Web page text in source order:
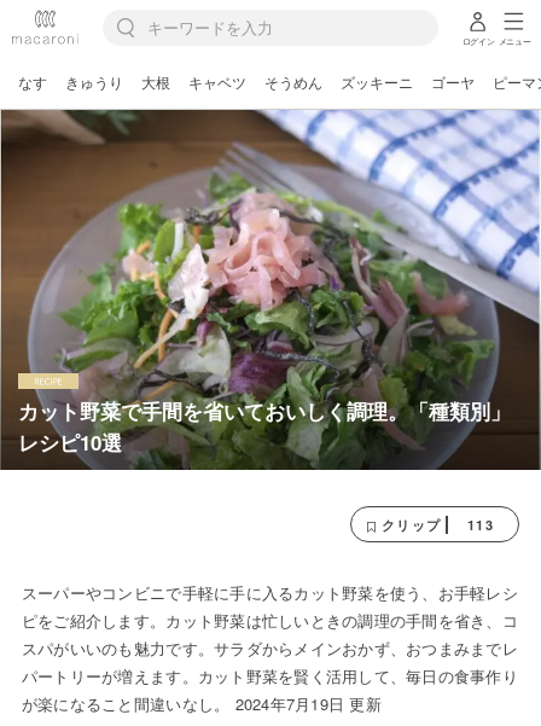
ログイン メニュー
なす きゅうり 大根 キャベツ そうめん ズッキーニ ゴーヤ ピーマ
カット野菜で手間を省いておいしく調理。「種類別」
レシピ10選
クリップ 113
スーパーやコンビニで手軽に手に入るカット野菜を使う、お手軽レシ
ピをご紹介します。カット野菜は忙しいときの調理の手間を省き、コ
スパがいいのも魅力です。サラダからメインおかず、おつまみまでレ
パートリーが増えます。カット野菜を賢く活用して、毎日の食事作り
が楽になること間違いなし。 2024年7月19日 更新